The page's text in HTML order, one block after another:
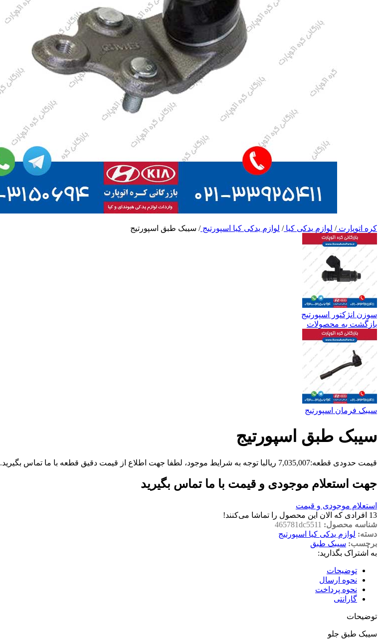
کره اتوپارت/ لوازم یدکی کیا/ لوازم یدکی کیا اسپورتیج/ سیبک طبق اسپورتیج
سوزن انژکتور اسپورتیج
بازگشت به محصولات
سیبک فرمان اسپورتیج
سیبک طبق اسپورتیج
قیمت حدودی قطعه:7,035,007 ریالبا توجه به شرایط موجود، لطفا جهت اطلاع از قیمت دقیق قطعه با ما تماس بگیرید.
جهت استعلام موجودی و قیمت با ما تماس بگیرید
استعلام موجودی و قیمت
13 افرادی که الان این محصول را تماشا می‌کنند!
شناسه محصول: 465781dc5511
دسته: لوازم یدکی کیا اسپورتیج
برچسب: سیبک طبق
به اشتراک بگذارید:
توضیحات
نحوه ارسال
نحوه پرداخت
گارانتی
توضیحات
سیبک طبق جلو